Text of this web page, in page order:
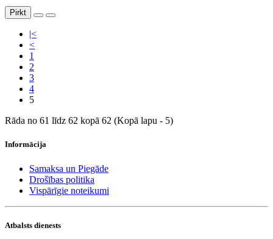
Pirkt
|<
<
1
2
3
4
5
Rāda no 61 līdz 62 kopā 62 (Kopā lapu - 5)
Informācija
Samaksa un Piegāde
Drošības politika
Vispārīgie noteikumi
Atbalsts dienests